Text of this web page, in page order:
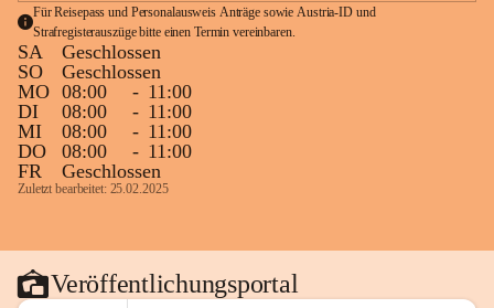
Für Reisepass und Personalausweis Anträge sowie Austria-ID und
Strafregisterauszüge bitte einen Termin vereinbaren.
SA
Geschlossen
SO
Geschlossen
MO 08:00 - 11:00
DI
08:00 - 11:00
MI
08:00 - 11:00
DO
08:00 - 11:00
FR
Geschlossen
Zuletzt bearbeitet: 25.02.2025
Veröffentlichungsportal